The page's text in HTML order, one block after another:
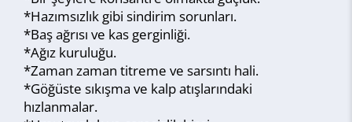
*Hazımsızlık gibi sindirim sorunları.
*Baş ağrısı ve kas gerginliği.
*Ağız kuruluğu.
*Zaman zaman titreme ve sarsıntı hali.
*Göğüste sıkışma ve kalp atışlarındaki
hızlanmalar.